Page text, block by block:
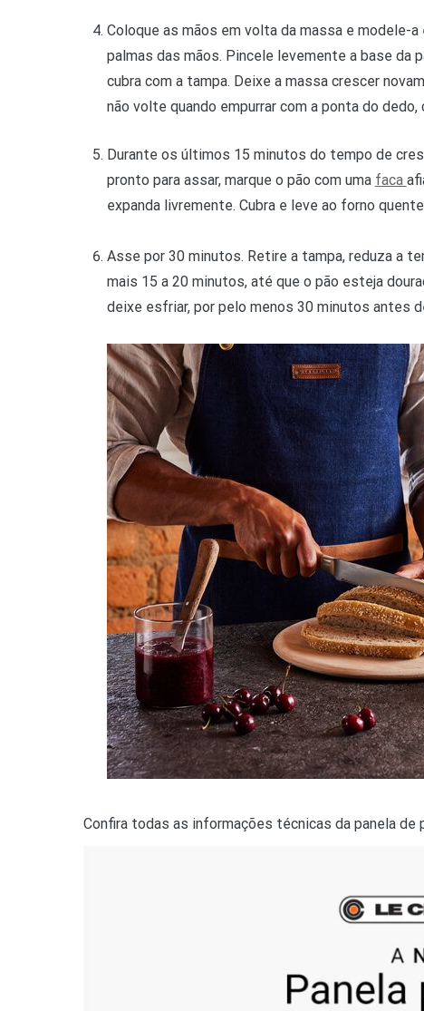
Coloque as mãos em volta da massa e modele-
palmas das mãos. Pincele levemente a base da
cubra com a tampa. Deixe a massa crescer
não volte quando empurrar com a ponta do
Durante os últimos 15 minutos do tempo de
pronto para assar, marque o pão com uma faca
expanda livremente. Cubra e leve ao forno
Asse por 30 minutos. Retire a tampa, reduza a
mais 15 a 20 minutos, até que o pão esteja
deixe esfriar, por pelo menos 30 minutos antes
Confira todas as informações técnicas da panela de